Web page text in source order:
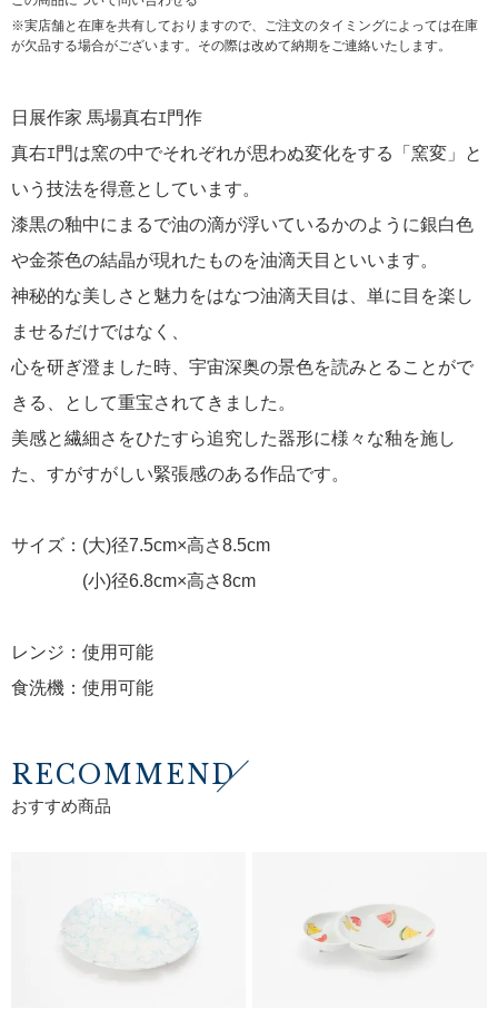
※実店舗と在庫を共有しておりますので、ご注文のタイミングによっては在庫
が欠品する場合がございます。その際は改めて納期をご連絡いたします。
日展作家 馬場真右ｴ門作
真右ｴ門は窯の中でそれぞれが思わぬ変化をする「窯変」と
いう技法を得意としています。
漆黒の釉中にまるで油の滴が浮いているかのように銀白色
や金茶色の結晶が現れたものを油滴天目といいます。
神秘的な美しさと魅力をはなつ油滴天目は、単に目を楽し
ませるだけではなく、
心を研ぎ澄ました時、宇宙深奥の景色を読みとることがで
きる、として重宝されてきました。
美感と繊細さをひたすら追究した器形に様々な釉を施し
た、すがすがしい緊張感のある作品です。
サイズ：(大)径7.5cm×高さ8.5cm
(小)径6.8cm×高さ8cm
レンジ：使用可能
食洗機：使用可能
RECOMMEND
おすすめ商品